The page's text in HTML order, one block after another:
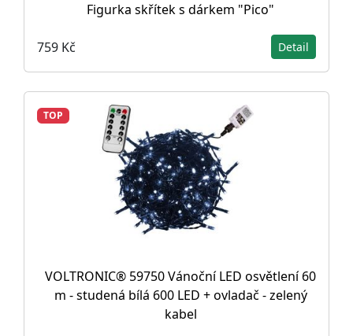
Figurka skřítek s dárkem "Pico"
759 Kč Detail
TOP
VOLTRONIC® 59750 Vánoční LED osvětlení 60
m - studená bílá 600 LED + ovladač - zelený
kabel